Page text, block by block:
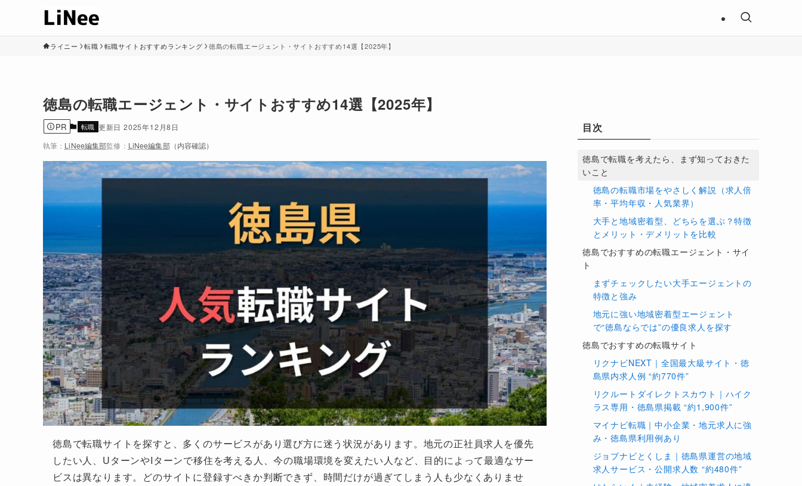
ライニー 転職 転職サイトおすすめランキング 徳島の転職エージェント・サイトおすすめ14選【2025年】
徳島の転職エージェント・サイトおすすめ14選【2025年】
PR 転職
2025年12月8日
執筆： LiNee編集部監修： LiNee編集部（内容確認）
徳島で転職サイトを探すと、多くのサービスがあり選び方に迷う状況があります。地元の正社員求人を優先
したい人、UターンやIターンで移住を考える人、今の職場環境を変えたい人など、目的によって最適なサー
ビスは異なります。どのサイトに登録すべきか判断できず、時間だけが過ぎてしまう人も少なくありませ
目次
徳島で転職を考えたら、まず知っておきた
いこと
徳島の転職市場をやさしく解説（求人倍
率・平均年収・人気業界）
大手と地域密着型、どちらを選ぶ？特徴
とメリット・デメリットを比較
徳島でおすすめの転職エージェント・サイ
ト
まずチェックしたい大手エージェントの
特徴と強み
地元に強い地域密着型エージェント
で“徳島ならでは”の優良求人を探す
徳島でおすすめの転職サイト
リクナビNEXT｜全国最大級サイト・徳
島県内求人例 “約770件”
リクルートダイレクトスカウト｜ハイク
ラス専用・徳島県掲載 “約1,900件”
マイナビ転職｜中小企業・地元求人に強
み・徳島県利用例あり
ジョブナビとくしま｜徳島県運営の地域
求人サービス・公開求人数 “約480件”